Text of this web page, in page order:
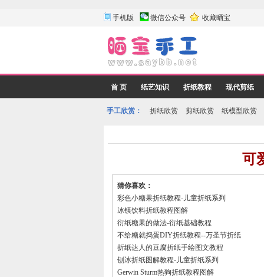
手机版 微信公众号 收藏晒宝
首 页 纸艺知识 折纸教程 现代剪纸
手工欣赏： 折纸欣赏 剪纸欣赏 纸模型欣赏
可
猜你喜欢：
彩色小糖果折纸教程-儿童折纸系列
冰镇饮料折纸教程图解
衍纸糖果的做法-衍纸基础教程
不给糖就捣蛋DIY折纸教程--万圣节折纸
折纸达人的豆腐折纸手绘图文教程
刨冰折纸图解教程-儿童折纸系列
Gerwin Sturm热狗折纸教程图解